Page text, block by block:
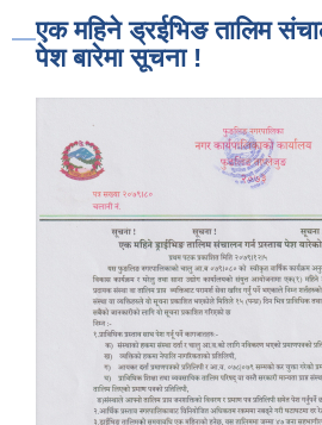
एक महिने ड्रईभिङ तालिम
पेश बारेमा सूचना !